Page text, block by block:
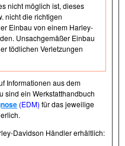
nicht möglich ist, dieses
nicht die richtigen
Einbau von einem Harley-
Unsachgemäßer Einbau
tödlichen Verletzungen
Informationen aus dem
sind ein Werkstatthandbuch
(EDM) für das jeweilige
Davidson Händler erhältlich: